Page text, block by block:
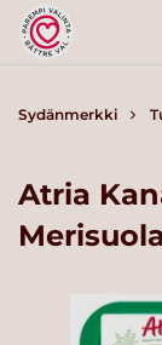
Sydänmerkki
Atria